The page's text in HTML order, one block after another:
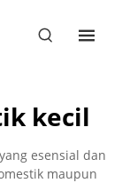
kecil
esensial dan
maupun